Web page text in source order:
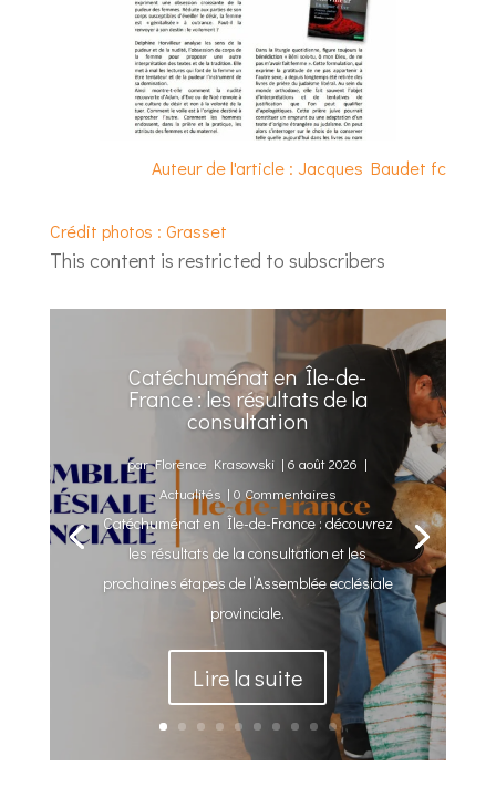
Auteur de l'article : Jacques Baudet fc
Crédit photos : Grasset
This content is restricted to subscribers
Catéchuménat en Île-de-
France : les résultats de la
consultation
parFlorence Krasowski |6 août 2026 |
Actualités | 0 Commentaires
Catéchuménat en Île-de-France : découvrez
les résultats de la consultation et les
prochaines étapes de l’Assemblée ecclésiale
provinciale.
Lire la suite